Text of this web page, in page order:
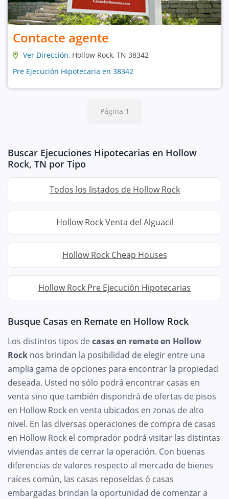
Contacte agente
Ver Dirección, Hollow Rock, TN 38342
Pre Ejecución Hipotecaria en 38342
Página 1
Buscar Ejecuciones Hipotecarias en Hollow
Rock, TN por Tipo
Todos los listados de Hollow Rock
Hollow Rock Venta del Alguacil
Hollow Rock Cheap Houses
Hollow Rock Pre Ejecución Hipotecarias
Busque Casas en Remate en Hollow Rock
Los distintos tipos decasas en remate en Hollow
Rock nos brindan la posibilidad de elegir entre una
amplia gama de opciones para encontrar la propiedad
deseada. Usted no sólo podrá encontrar casas en
venta sino que también dispondrá de ofertas de pisos
en Hollow Rock en venta ubicados en zonas de alto
nivel. En las diversas operaciones de compra de casas
en Hollow Rock el comprador podrá visitar las distintas
viviendas antes de cerrar la operación. Con buenas
diferencias de valores respecto al mercado de bienes
raíces común, las casas reposeídas ó casas
embargadas brindan la oportunidad de comenzar a